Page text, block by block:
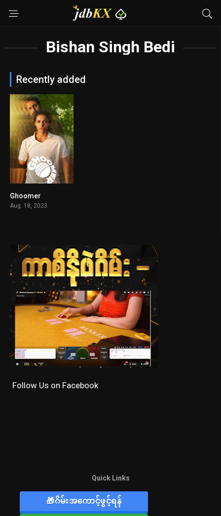
Bishan Singh Bedi
Recently added
Ghoomer
Aug. 18, 2023
Follow Us on Facebook
Quick Links
🎁ဂိမ်းအကောင့်ဖွင့်ရန်